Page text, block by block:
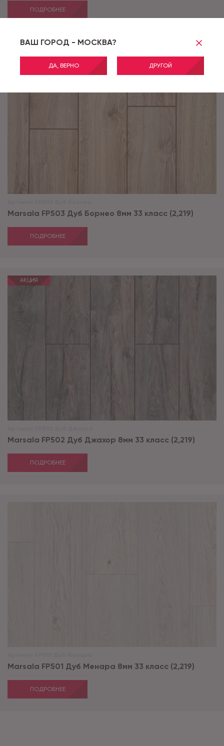
ВАШ ГОРОД - МОСКВА?
ДА, ВЕРНО ДРУГОЙ
ПОДРОБНЕЕ
Marsala FP503 Дуб Борнео 8мм 33 класс (2,219)
ПОДРОБНЕЕ
АКЦИЯ
Marsala FP502 Дуб Джахор 8мм 33 класс (2,219)
ПОДРОБНЕЕ
Marsala FP501 Дуб Менара 8мм 33 класс (2,219)
ПОДРОБНЕЕ